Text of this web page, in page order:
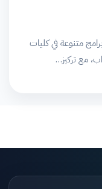
متنوعة في كليات
مع تركيز…